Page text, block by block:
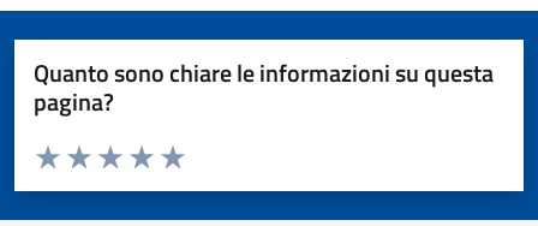
Quanto sono chiare le informazioni su questa
pagina?
Valuta da 1 a 5 stelle la pagina
Valuta 5 stelle su 5
Valuta 4 stelle su 5
Valuta 3 stelle su 5
Valuta 2 stelle su 5
Valuta 1 stelle su 5